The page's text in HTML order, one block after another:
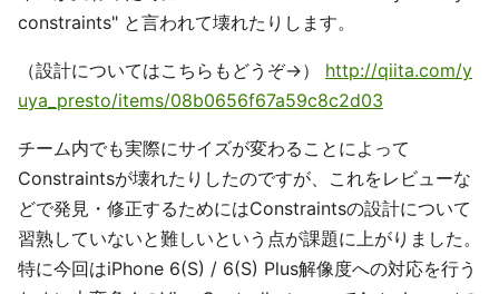
constraints" と言われて壊れたりします。
（設計についてはこちらもどうぞ→） http://qiita.com/y
uya_presto/items/08b0656f67a59c8c2d03
チーム内でも実際にサイズが変わることによって
Constraintsが壊れたりしたのですが、これをレビューな
どで発見・修正するためにはConstraintsの設計について
習熟していないと難しいという点が課題に上がりました。
特に今回はiPhone 6(S) / 6(S) Plus解像度への対応を行う